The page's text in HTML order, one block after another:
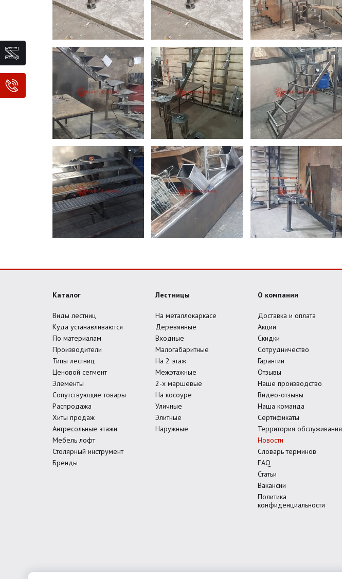
Каталог
Виды лестниц
Куда устанавливаются
По материалам
Производители
Типы лестниц
Ценовой сегмент
Элементы
Сопутствующие товары
Распродажа
Хиты продаж
Антресольные этажи
Мебель лофт
Столярный инструмент
Бренды
Лестницы
На металлокаркасе
Деревянные
Входные
Малогабаритные
На 2 этаж
Межэтажные
2-х маршевые
На косоуре
Уличные
Элитные
Наружные
О компании
Доставка и оплата
Акции
Скидки
Сотрудничество
Гарантии
Отзывы
Наше производство
Видео-отзывы
Наша команда
Сертификаты
Территория обслуживания
Новости
Словарь терминов
FAQ
Статьи
Вакансии
Политика
конфиденциальности